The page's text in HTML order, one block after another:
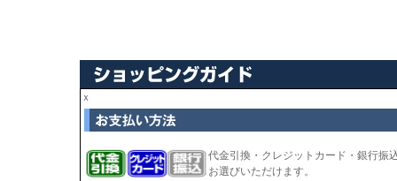
ｘ
代金引換・クレジットカード・銀行振
お選びいただけます。